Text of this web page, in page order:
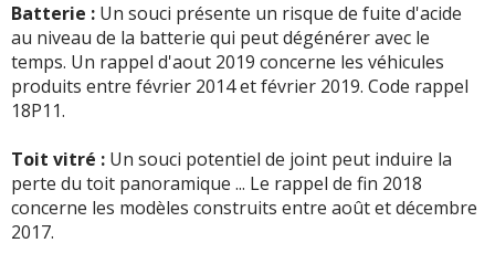
Batterie : Un souci présente un risque de fuite d'acide
au niveau de la batterie qui peut dégénérer avec le
temps. Un rappel d'aout 2019 concerne les véhicules
produits entre février 2014 et février 2019. Code rappel
18P11.
Toit vitré : Un souci potentiel de joint peut induire la
perte du toit panoramique ... Le rappel de fin 2018
concerne les modèles construits entre août et décembre
2017.